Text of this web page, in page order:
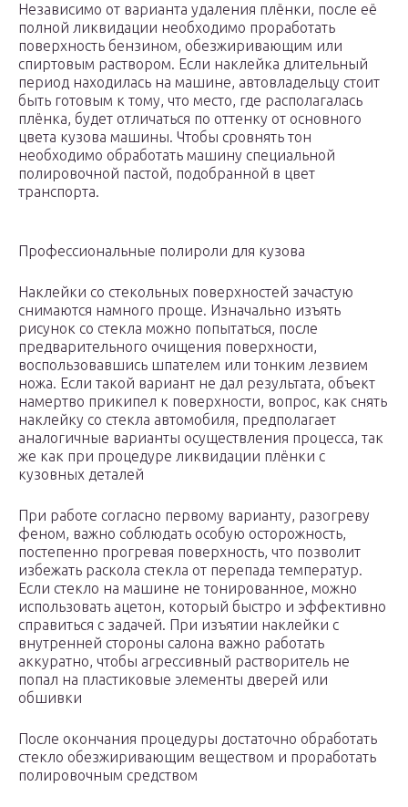
Независимо от варианта удаления плёнки, после её
полной ликвидации необходимо проработать
поверхность бензином, обезжиривающим или
спиртовым раствором. Если наклейка длительный
период находилась на машине, автовладельцу стоит
быть готовым к тому, что место, где располагалась
плёнка, будет отличаться по оттенку от основного
цвета кузова машины. Чтобы сровнять тон
необходимо обработать машину специальной
полировочной пастой, подобранной в цвет
транспорта.
Профессиональные полироли для кузова
Наклейки со стекольных поверхностей зачастую
снимаются намного проще. Изначально изъять
рисунок со стекла можно попытаться, после
предварительного очищения поверхности,
воспользовавшись шпателем или тонким лезвием
ножа. Если такой вариант не дал результата, объект
намертво прикипел к поверхности, вопрос, как снять
наклейку со стекла автомобиля, предполагает
аналогичные варианты осуществления процесса, так
же как при процедуре ликвидации плёнки с
кузовных деталей
При работе согласно первому варианту, разогреву
феном, важно соблюдать особую осторожность,
постепенно прогревая поверхность, что позволит
избежать раскола стекла от перепада температур.
Если стекло на машине не тонированное, можно
использовать ацетон, который быстро и эффективно
справиться с задачей. При изъятии наклейки с
внутренней стороны салона важно работать
аккуратно, чтобы агрессивный растворитель не
попал на пластиковые элементы дверей или
обшивки
После окончания процедуры достаточно обработать
стекло обезжиривающим веществом и проработать
полировочным средством